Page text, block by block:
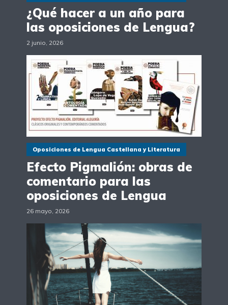
¿Qué hacer a un año para
las oposiciones de Lengua?
2 junio, 2026
Oposiciones de Lengua Castellana y Literatura
Efecto Pigmalión: obras de
comentario para las
oposiciones de Lengua
26 mayo, 2026